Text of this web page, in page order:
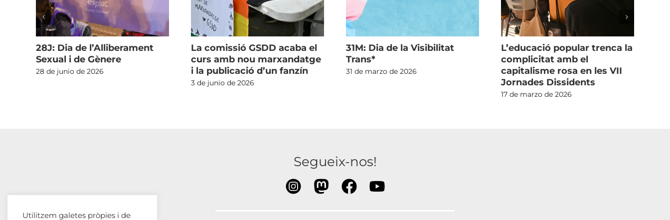
28J: Dia de l’Alliberament
Sexual i de Gènere
28 de junio de 2026
La comissió GSDD acaba el
curs amb nou marxandatge
i la publicació d’un fanzín
3 de junio de 2026
31M: Dia de la Visibilitat
Trans*
31 de marzo de 2026
L’educació popular trenca la
complicitat amb el
capitalisme rosa en les VII
Jornades Dissidents
17 de marzo de 2026
Segueix-nos!
Utilitzem galetes pròpies i de